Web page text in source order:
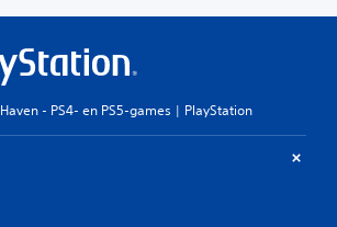
Haven - PS4- en PS5-games | PlayStation